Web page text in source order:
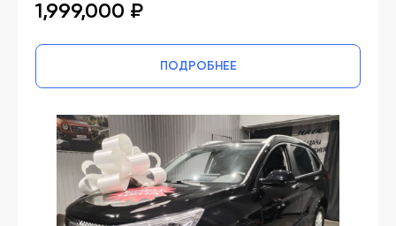
1,999,000 ₽
ПОДРОБНЕЕ